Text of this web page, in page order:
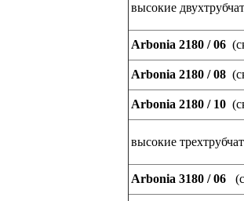
высокие
Arbonia 2180 / 06
Arbonia 2180 / 08
Arbonia 2180 / 10
высокие
Arbonia 3180 / 06